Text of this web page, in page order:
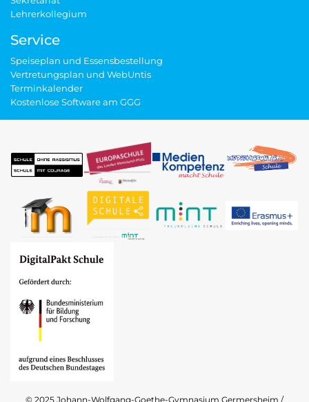
Lehrerkollegium
Service
Speiseplan und Essensbestellung
Vertretungsplan und WebUntis
Terminkalender
Kostenlose Software am GGG
© 2025 Johann-Wolfgang-Goethe-Gymnasium Germersheim /